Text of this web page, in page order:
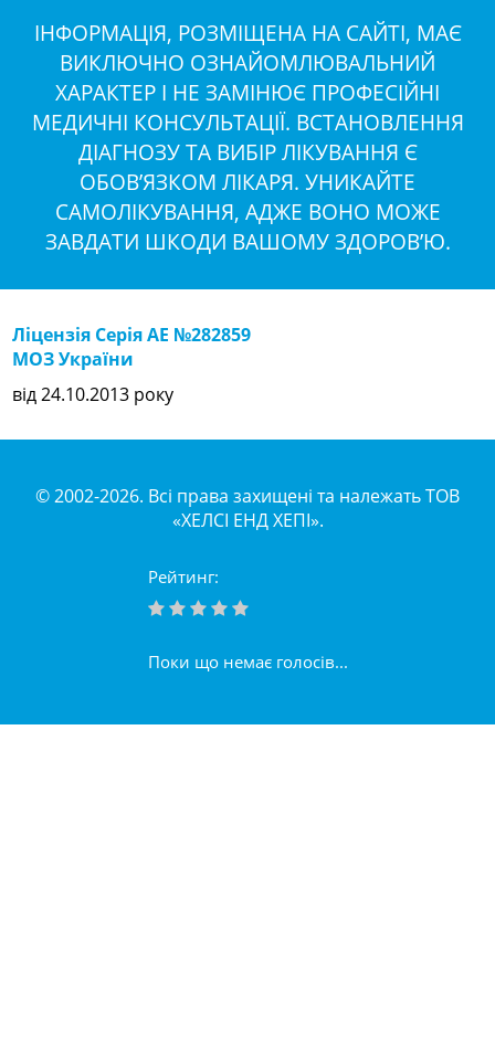
ІНФОРМАЦІЯ, РОЗМІЩЕНА НА САЙТІ, МАЄ
ВИКЛЮЧНО ОЗНАЙОМЛЮВАЛЬНИЙ
ХАРАКТЕР І НЕ ЗАМІНЮЄ ПРОФЕСІЙНІ
МЕДИЧНІ КОНСУЛЬТАЦІЇ. ВСТАНОВЛЕННЯ
ДІАГНОЗУ ТА ВИБІР ЛІКУВАННЯ Є
ОБОВ’ЯЗКОМ ЛІКАРЯ. УНИКАЙТЕ
САМОЛІКУВАННЯ, АДЖЕ ВОНО МОЖЕ
ЗАВДАТИ ШКОДИ ВАШОМУ ЗДОРОВ’Ю.
Ліцензія Серія АЕ №282859
МОЗ України
від 24.10.2013 року
© 2002-2026. Всі права захищені та належать ТОВ
«ХЕЛСІ ЕНД ХЕПІ».
Рейтинг:
Поки що немає голосів...